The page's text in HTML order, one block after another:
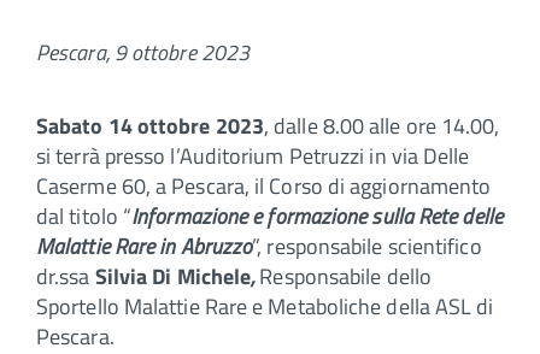
Pescara, 9 ottobre 2023
Sabato 14 ottobre 2023, dalle 8.00 alle ore 14.00,
si terrà presso l’Auditorium Petruzzi in via Delle
Caserme 60, a Pescara, il Corso di aggiornamento
dal titolo “Informazione e formazione sulla Rete delle
Malattie Rare in Abruzzo”, responsabile scientifico
dr.ssaSilvia Di Michele,Responsabile dello
Sportello Malattie Rare e Metaboliche della ASL di
Pescara.